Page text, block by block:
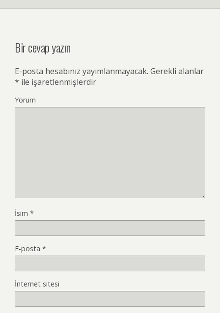
Bir cevap yazın
E-posta hesabınız yayımlanmayacak. Gerekli alanlar
* ile işaretlenmişlerdir
Yorum
İsim *
E-posta *
İnternet sitesi